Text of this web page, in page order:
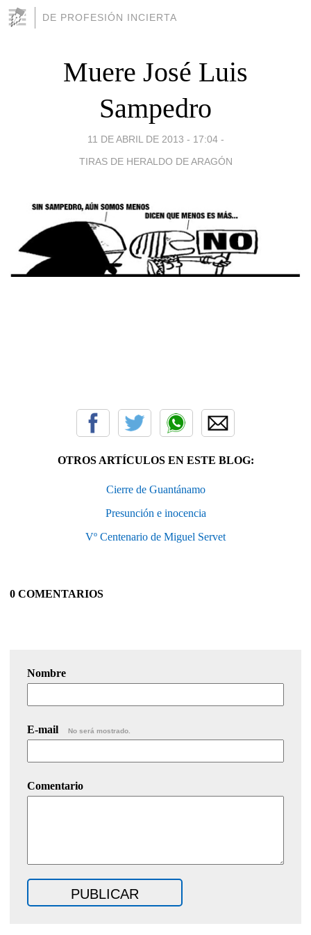
DE PROFESIÓN INCIERTA
Muere José Luis
Sampedro
11 DE ABRIL DE 2013 - 17:04 -
TIRAS DE HERALDO DE ARAGÓN
OTROS ARTÍCULOS EN ESTE BLOG:
Cierre de Guantánamo
Presunción e inocencia
Vº Centenario de Miguel Servet
0 COMENTARIOS
Nombre
E-mail No será mostrado.
Comentario